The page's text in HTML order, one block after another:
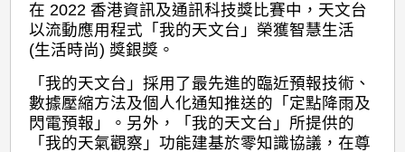
在 2022 香港資訊及通訊科技獎比賽中，天文台
以流動應用程式「我的天文台」榮獲智慧生活
(生活時尚) 獎銀獎。
「我的天文台」採用了最先進的臨近預報技術、
數據壓縮方法及個人化通知推送的「定點降雨及
閃電預報」。另外，「我的天文台」所提供的
「我的天氣觀察」功能建基於零知識協議，在尊